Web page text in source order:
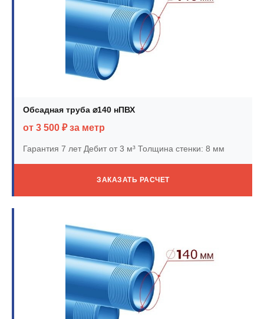
Обсадная труба ⌀140 нПВХ
от 3 500 ₽ за метр
Гарантия 7 летДебит от 3 м³ Толщина стенки: 8 мм
ЗАКАЗАТЬ РАСЧЕТ